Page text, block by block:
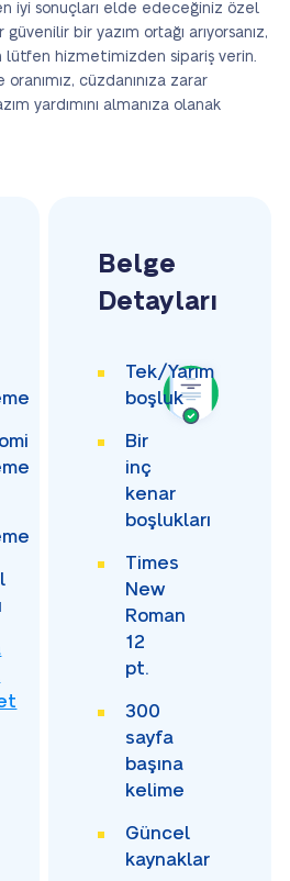
iyi sonuçları elde edeceğiniz özel
güvenilir bir yazım ortağı arıyorsanız,
lütfen hizmetimizden sipariş verin.
cüzdanınıza zarar
yardımını almanıza olanak
Belge
Detayları
Tek/Yarım
boşluk
Bir
inç
kenar
boşlukları
Times
New
Roman
12
pt.
300
sayfa
başına
kelime
Güncel
kaynaklar